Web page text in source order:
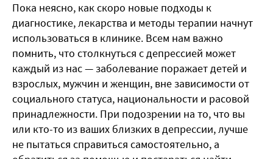
Пока неясно, как скоро новые подходы к
диагностике, лекарства и методы терапии начнут
использоваться в клинике. Всем нам важно
помнить, что столкнуться с депрессией может
каждый из нас — заболевание поражает детей и
взрослых, мужчин и женщин, вне зависимости от
социального статуса, национальности и расовой
принадлежности. При подозрении на то, что вы
или кто-то из ваших близких в депрессии, лучше
не пытаться справиться самостоятельно, а